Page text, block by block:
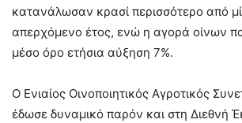
κατανάλωσαν κρασί περισσότερο από
απερχόμενο έτος, ενώ η αγορά οίνων
μέσο όρο ετήσια αύξηση 7%.
Ο Ενιαίος Οινοποιητικός Αγροτικός
έδωσε δυναμικό παρόν και στη Διεθνή